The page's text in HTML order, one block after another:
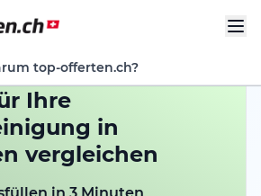
top-offerten.ch?
Ihre
in
vergleichen